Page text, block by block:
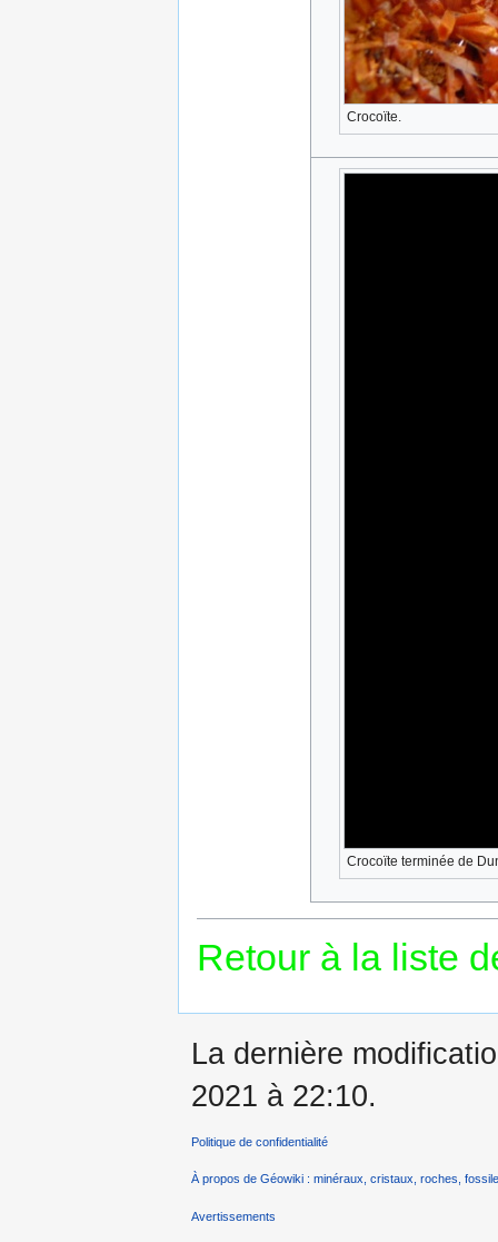
Crocoïte.
Crocoïte terminée de
Retour à la liste
La dernière
2021 à 22:10.
Politique de confidentialité
À propos de Géowiki : minéraux, cristaux, roches,
Avertissements